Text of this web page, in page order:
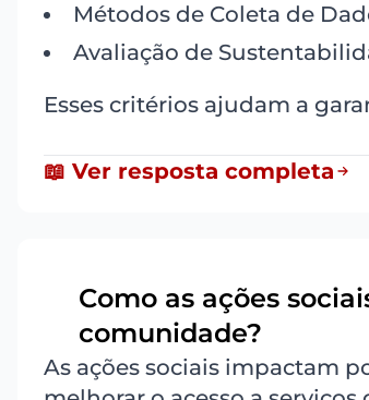
Métodos de Coleta de
Avaliação de
Esses critérios ajudam a
📖 Ver resposta completa
Como as ações
comunidade?
As ações sociais impactam